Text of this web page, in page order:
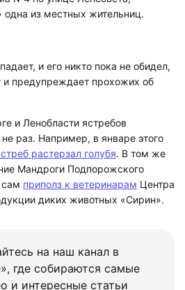
одна из местных жительниц.
и его никто пока не обидел,
предупреждает прохожих об
и Ленобласти ястребов
раз. Например, в январе этого
растерзал голубя. В том же
Мандроги Подпорожского
сам приполз к ветеринарам Центра
диких животных «Сирин».
на наш канал в
где собираются самые
и интересные статьи